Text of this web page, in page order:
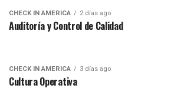
CHECK IN AMERICA 2 días ago
Auditoría y Control de Calidad
CHECK IN AMERICA 3 días ago
Cultura Operativa